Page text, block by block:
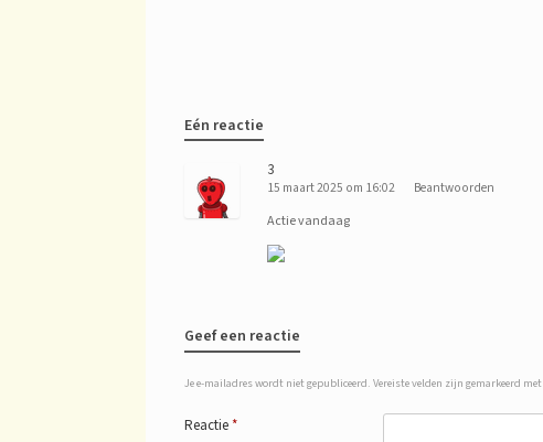
Eén reactie
3
15 maart 2025 om 16:02
Beantwoorden
Actie vandaag
Geef een reactie
Je e-mailadres wordt niet gepubliceerd. Vereiste velden zijn gemarkeerd met
Reactie*